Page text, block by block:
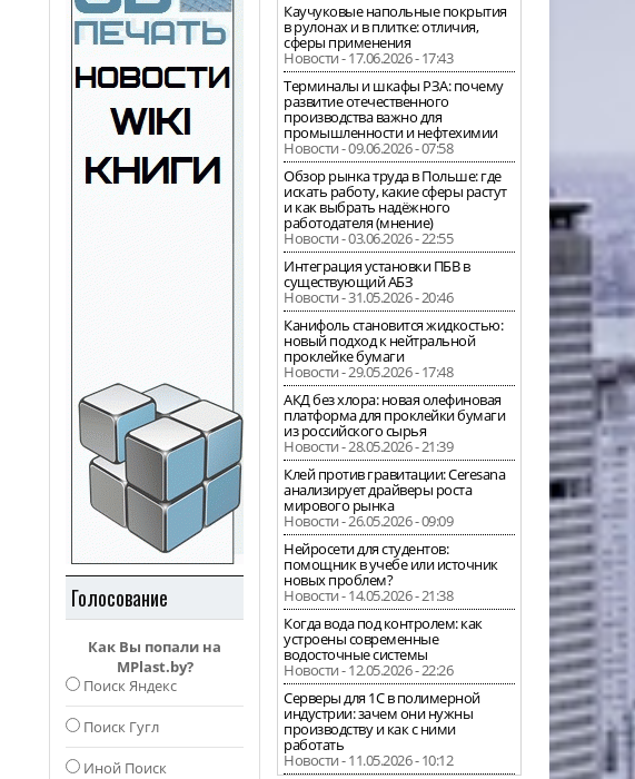
Голосование
Как Вы попали на
MPlast.by?
Поиск Яндекс
Поиск Гугл
Иной Поиск
Каучуковые напольные покрытия
в рулонах и в плитке: отличия,
сферы применения
Новости - 17.06.2026 - 17:43
Терминалы и шкафы РЗА: почему
развитие отечественного
производства важно для
промышленности и нефтехимии
Новости - 09.06.2026 - 07:58
Обзор рынка труда в Польше: где
искать работу, какие сферы растут
и как выбрать надёжного
работодателя (мнение)
Новости - 03.06.2026 - 22:55
Интеграция установки ПБВ в
существующий АБЗ
Новости - 31.05.2026 - 20:46
Канифоль становится жидкостью:
новый подход к нейтральной
проклейке бумаги
Новости - 29.05.2026 - 17:48
АКД без хлора: новая олефиновая
платформа для проклейки бумаги
из российского сырья
Новости - 28.05.2026 - 21:39
Клей против гравитации: Ceresana
анализирует драйверы роста
мирового рынка
Новости - 26.05.2026 - 09:09
Нейросети для студентов:
помощник в учебе или источник
новых проблем?
Новости - 14.05.2026 - 21:38
Когда вода под контролем: как
устроены современные
водосточные системы
Новости - 12.05.2026 - 22:26
Серверы для 1С в полимерной
индустрии: зачем они нужны
производству и как с ними
работать
Новости - 11.05.2026 - 10:12